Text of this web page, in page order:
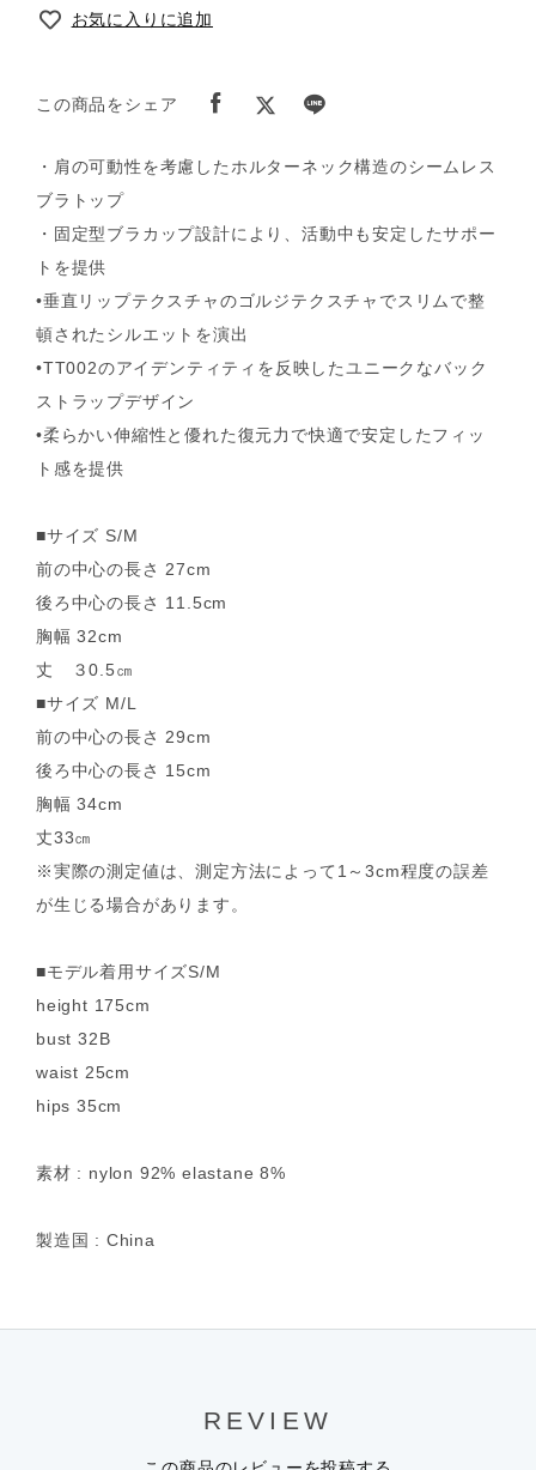
お気に入りに追加
この商品をシェア
・肩の可動性を考慮したホルターネック構造のシームレス
ブラトップ
・固定型ブラカップ設計により、活動中も安定したサポー
トを提供
•垂直リップテクスチャのゴルジテクスチャでスリムで整
頓されたシルエットを演出
•TT002のアイデンティティを反映したユニークなバック
ストラップデザイン
•柔らかい伸縮性と優れた復元力で快適で安定したフィッ
ト感を提供
■サイズ S/M
前の中心の長さ 27cm
後ろ中心の長さ 11.5cm
胸幅 32cm
丈 ３0.5㎝
■サイズ M/L
前の中心の長さ 29cm
後ろ中心の長さ 15cm
胸幅 34cm
丈33㎝
※実際の測定値は、測定方法によって1～3cm程度の誤差
が生じる場合があります。
■モデル着用サイズS/M
height 175cm
bust 32B
waist 25cm
hips 35cm
素材 : nylon 92% elastane 8%
製造国 : China
REVIEW